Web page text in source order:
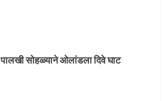
पालखी सोहळ्याने ओलांडला दिवे घाट